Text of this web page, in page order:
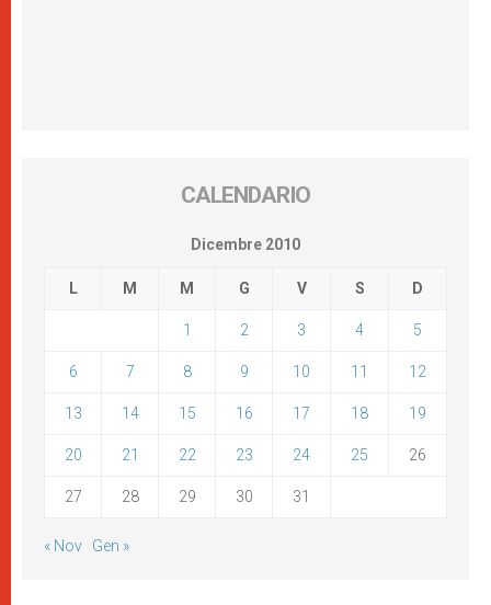
CALENDARIO
Dicembre 2010
L M M G V S D
1 2 3 4 5
6 7 8 9 10 11 12
13 14 15 16 17 18 19
20 21 22 23 24 25 26
27 28 29 30 31
« Nov Gen »